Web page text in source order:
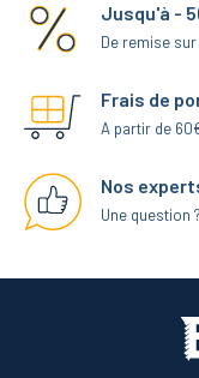
Jusqu'à -
De remise
Frais de
A partir de
Nos
Une question